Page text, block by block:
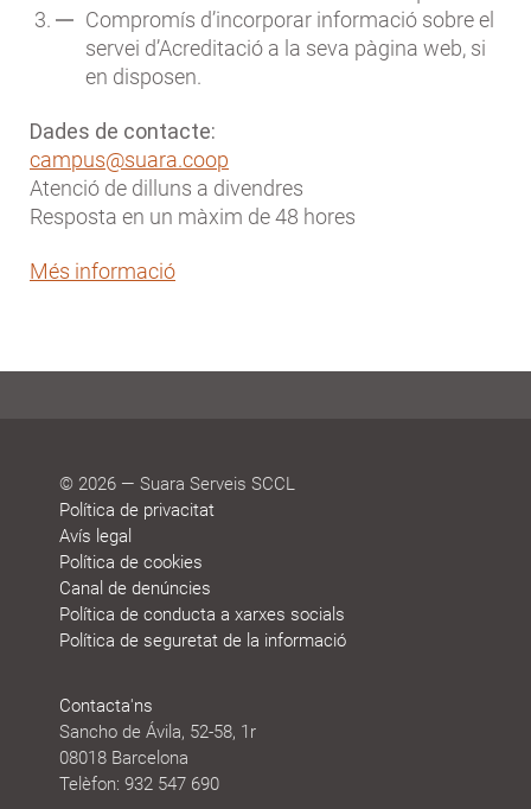
Compromís d’incorporar informació sobre el
servei d’Acreditació a la seva pàgina web, si
en disposen.
Dades de contacte:
campus@suara.coop
Atenció de dilluns a divendres
Resposta en un màxim de 48 hores
Més informació
© 2026 — Suara Serveis SCCL
Política de privacitat
Avís legal
Política de cookies
Canal de denúncies
Política de conducta a xarxes socials
Política de seguretat de la informació
Contacta'ns
Sancho de Ávila, 52-58, 1r
08018 Barcelona
Telèfon: 932 547 690